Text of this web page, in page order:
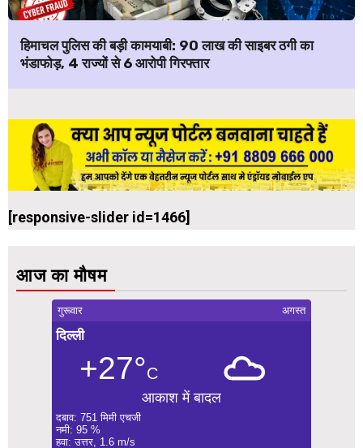
हिमाचल पुलिस की बड़ी कामयाबी: ₹90 लाख की साइबर ठगी का
भंडाफोड़, 4 राज्यों से 6 आरोपी गिरफ्तार
[responsive-slider id=1466]
आज का मौषम
गुरूवार अगस्त
दिल्ली
+27°C
आकाश में बादल
दबाव: 751 मिमी एचजी
नमी: 95 %
हवा: उत्तर, 1.6 m/s